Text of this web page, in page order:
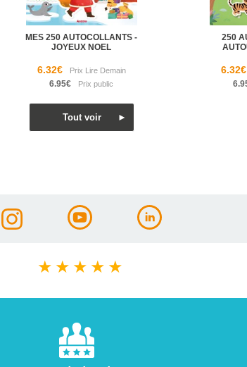
MES 250 AUTOCOLLANTS -
JOYEUX NOEL
6.32€
6.95€
250
6.32€
★ ★ ★ ★ ★